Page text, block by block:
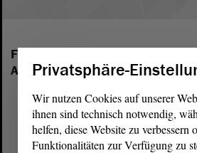
Folgende Fraktionen sind im
Anhalt vertreten:
Privatsphäre-
Wir nutzen Cookies auf unserer
ihnen sind technisch notwendig,
helfen, diese Website zu verbessern
Funktionalitäten zur Verfügung zu